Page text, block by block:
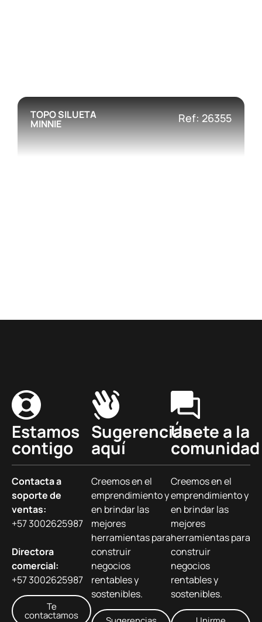
TOPO SILUETA
MINNIE Ref: 26355
Estamos
contigo
Contacta a
soporte de
ventas:
+57 3002625987
Directora
comercial:
+57 3002625987
Te
contactamos
Sugerencias
aquí
Creemos en el
emprendimiento y
en brindar las
mejores
herramientas para
construir
negocios
rentables y
sostenibles.
Únete a la
comunidad
Creemos en el
emprendimiento y
en brindar las
mejores
herramientas para
construir
negocios
rentables y
sostenibles.